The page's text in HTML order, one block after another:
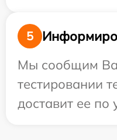
5
Мы сообщим
тестировании
доставит ее по